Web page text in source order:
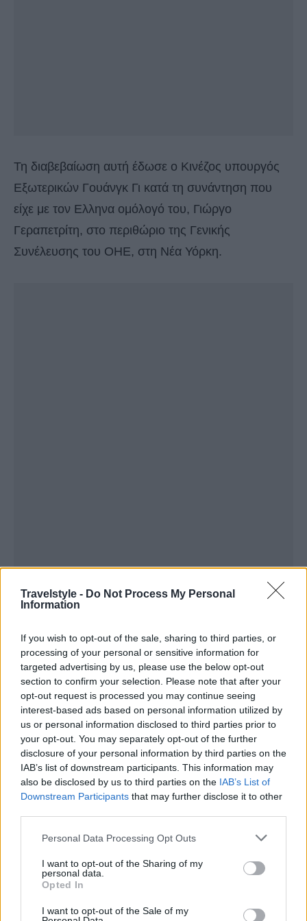
Travelstyle - Do Not Process My Personal
Information
If you wish to opt-out of the sale, sharing to third parties, or
processing of your personal or sensitive information for
targeted advertising by us, please use the below opt-out
section to confirm your selection. Please note that after your
opt-out request is processed you may continue seeing
interest-based ads based on personal information utilized by
us or personal information disclosed to third parties prior to
your opt-out. You may separately opt-out of the further
disclosure of your personal information by third parties on the
IAB’s list of downstream participants. This information may
also be disclosed by us to third parties on the IAB’s List of
Downstream Participants that may further disclose it to other
Please note that this website/app uses one or more Google
not limited to your visit or usage behaviour. You may click to
grant or deny consent to Google and its third-party tags to
use your data for below specified purposes in below Google
consent section.
Personal Data Processing Opt Outs
I want to opt-out of the Sharing of my
personal data.
Opted In
I want to opt-out of the Sale of my
Τη διαβεβαίωση αυτή έδωσε ο Κινέζος υπουργός
Εξωτερικών Γουάνγκ Γι κατά τη συνάντηση που
είχε με τον Ελληνα ομόλογό του, Γιώργο
Γεραπετρίτη, στο περιθώριο της Γενικής
Συνέλευσης του ΟΗΕ, στη Νέα Υόρκη.
«Στηρίζουμε τον ελληνικό τουρισμό», τόνισε ο
Κινέζος υπουργός Εξωτερικών και πρόσθεσε με
έμφαση: «Η Ελλάδα, είναι τόσο γνωστή, που δεν
προορισμός».